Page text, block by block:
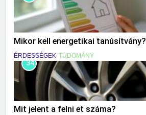
Mikor kell energetikai tanúsítvány?
ÉRDESSÉGEK TUDOMÁNY
34
Mit jelent a felni et száma?